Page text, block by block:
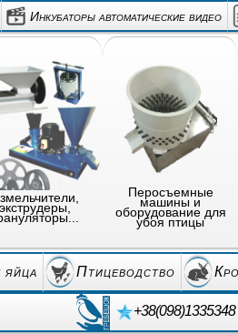
Инкубаторы автоматические видео
экструдеры,
Перосъемные
машины и
оборудование для
убоя птицы
яйца Птицеводство
+38(098)1335348